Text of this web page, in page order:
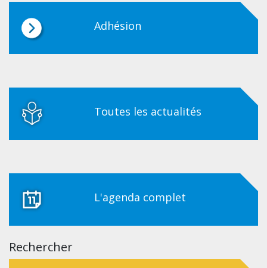
Adhésion
Toutes les actualités
L'agenda complet
Rechercher